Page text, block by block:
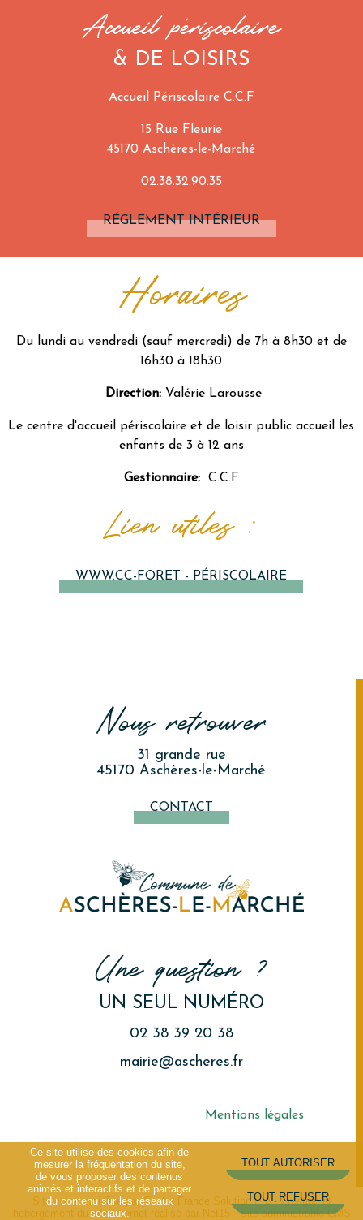
Accueil périscolaire
& DE LOISIRS
Accueil Périscolaire C.C.F
15 Rue Fleurie
45170 Aschères-le-Marché
02.38.32.90.35
RÉGLEMENT INTÉRIEUR
Horaires
Du lundi au vendredi (sauf mercredi) de 7h à 8h30 et de
16h30 à 18h30
Direction: Valérie Larousse
Le centre d'accueil périscolaire et de loisir public accueil les
enfants de 3 à 12 ans
Gestionnaire: C.C.F
Lien utiles :
WWW.CC-FORET - PÉRISCOLAIRE
Nous retrouver
31 grande rue
45170 Aschères-le-Marché
CONTACT
Une question ?
UN SEUL NUMÉRO
02 38 39 20 38
mairie@ascheres.fr
Mentions légales
Site commercialisé par Centre France Solution Pro-Création et
hébergement du site Internet réalisé par Net15-Site administrable CMS
Ce site utilise des cookies afin de
mesurer la fréquentation du site,
de vous proposer des contenus
animés et interactifs et de partager
du contenu sur les réseaux
sociaux.